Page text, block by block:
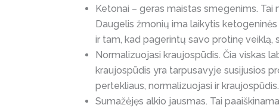
Ketonai – geras maistas smegenims. Tai
Daugelis žmonių ima laikytis
ir tam, kad pagerintų savo protinę veiklą,
Normalizuojasi kraujospūdis. Čia viskas
kraujospūdis yra tarpusavyje susijusios
pertekliaus, normalizuojasi ir kraujospūdis.
Sumažėjęs alkio jausmas. Tai